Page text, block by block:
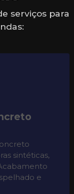
serviços para
sintéticas,
e